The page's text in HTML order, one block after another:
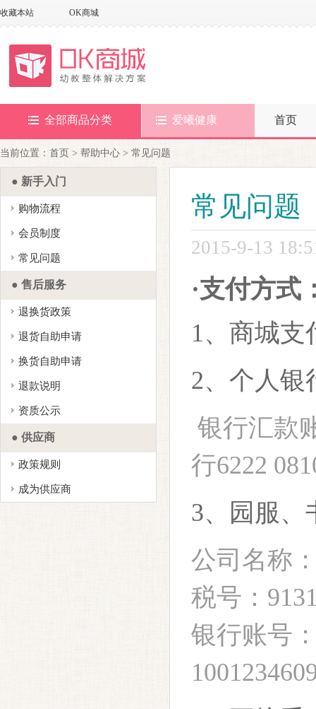
收藏本站 OK商城
全部商品分类 爱曦健康 首页
当前位置：首页 > 帮助中心 > 常见问题
● 新手入门
购物流程
会员制度
常见问题
● 售后服务
退换货政策
退货自助申请
换货自助申请
退款说明
资质公示
● 供应商
政策规则
成为供应商
常见问题
2015-9-13
·支付方式
1、商城
2、个人银
银行汇款
行6222
3、园服、
公司名称
税号：
银行账号